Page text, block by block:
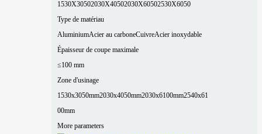
1530X30502030X40502030X60502530X6050
Type de matériau
AluminiumAcier au carboneCuivreAcier inoxydable
Épaisseur de coupe maximale
≤100 mm
Zone d'usinage
1530x3050mm2030x4050mm2030x6100mm2540x61
00mm
More parameters